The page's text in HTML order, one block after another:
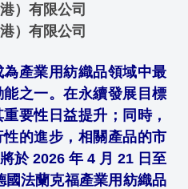
）有限公司
）有限公司
產業用紡織品領域中最
之一。在永續發展目標
要性日益提升；同時，
的進步，相關產品的市
於 2026 年 4 月 21 日至
法蘭克福產業用紡織品